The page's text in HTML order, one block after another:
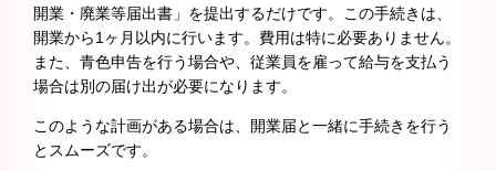
開業・廃業等届出書」を提出するだけです。この手続きは、
開業から1ヶ月以内に行います。費用は特に必要ありません。
また、青色申告を行う場合や、従業員を雇って給与を支払う
場合は別の届け出が必要になります。
このような計画がある場合は、開業届と一緒に手続きを行う
とスムーズです。